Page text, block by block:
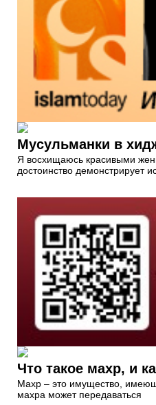
Мусульманки в
Я восхищаюсь красивыми
достоинство демонстрирует
Что такое махр, и
Махр – это имущество,
махра может передаваться